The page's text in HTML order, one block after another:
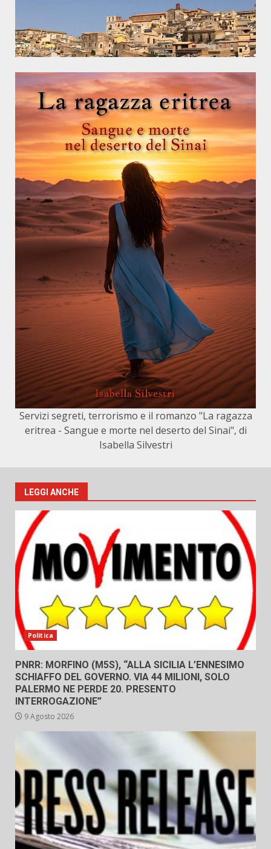
Servizi segreti, terrorismo e il romanzo "La ragazza
eritrea - Sangue e morte nel deserto del Sinai", di
Isabella Silvestri
LEGGI ANCHE
Politica
PNRR: MORFINO (M5S), “ALLA SICILIA L’ENNESIMO
SCHIAFFO DEL GOVERNO. VIA 44 MILIONI, SOLO
PALERMO NE PERDE 20. PRESENTO
INTERROGAZIONE”
9 Agosto 2026